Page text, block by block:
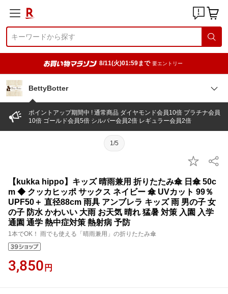
8/11(火)01:59まで 要エントリー
BettyBotter
ポイントアップ期間中 ! 通常商品 ダイヤモンド会員10倍 プラチナ会員
10倍 ゴールド会員5倍 シルバー会員2倍 レギュラー会員2倍
1/5
【kukka hippo】キッズ 晴雨兼用 折りたたみ傘 日傘 50c
m ◆ クッカヒッポ サックス ネイビー 傘 UVカット 99％
UPF50＋ 直径88cm 雨具 アンブレラ キッズ 雨 男の子 女
の子 防水 かわいい 大雨 お天気 晴れ 猛暑 対策 入園 入学
通園 通学 熱中症対策 熱射病 予防
1本でOK！ 雨でも使える「晴雨兼用」の折りたたみ傘
3,850 円